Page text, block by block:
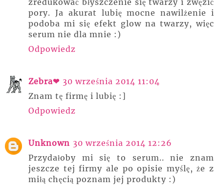
pory. Ja akurat lubię mocne nawilżenie i
podoba mi się efekt glow na twarzy, więc
serum nie dla mnie :)
Odpowiedz
Zebra❤ 30 września 2014 11:04
Znam tę firmę i lubię :]
Odpowiedz
Unknown 30 września 2014 12:26
Przydałoby mi się to serum.. nie znam
jeszcze tej firmy ale po opisie myślę, że z
miłą chęcią poznam jej produkty :)